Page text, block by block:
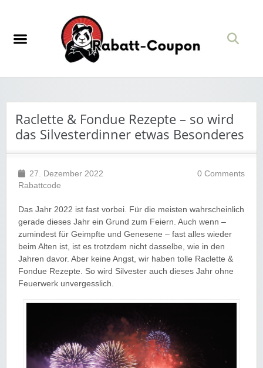
Raclette & Fondue Rezepte – so wird
das Silvesterdinner etwas Besonderes
27. Dezember 2022
Rabattcode
0 Comments
Das Jahr 2022 ist fast vorbei. Für die meisten wahrscheinlich
gerade dieses Jahr ein Grund zum Feiern. Auch wenn –
zumindest für Geimpfte und Genesene – fast alles wieder
beim Alten ist, ist es trotzdem nicht dasselbe, wie in den
Jahren davor. Aber keine Angst, wir haben tolle Raclette &
Fondue Rezepte. So wird Silvester auch dieses Jahr ohne
Feuerwerk unvergesslich.